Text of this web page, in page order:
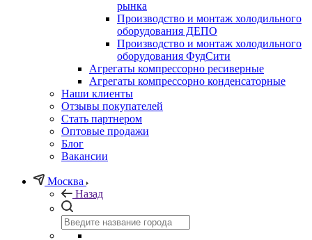
рынка
Производство и монтаж холодильного
оборудования ДЕПО
Производство и монтаж холодильного
оборудования ФудСити
Агрегаты компрессорно ресиверные
Агрегаты компрессорно конденсаторные
Наши клиенты
Отзывы покупателей
Стать партнером
Оптовые продажи
Блог
Вакансии
Москва
Назад